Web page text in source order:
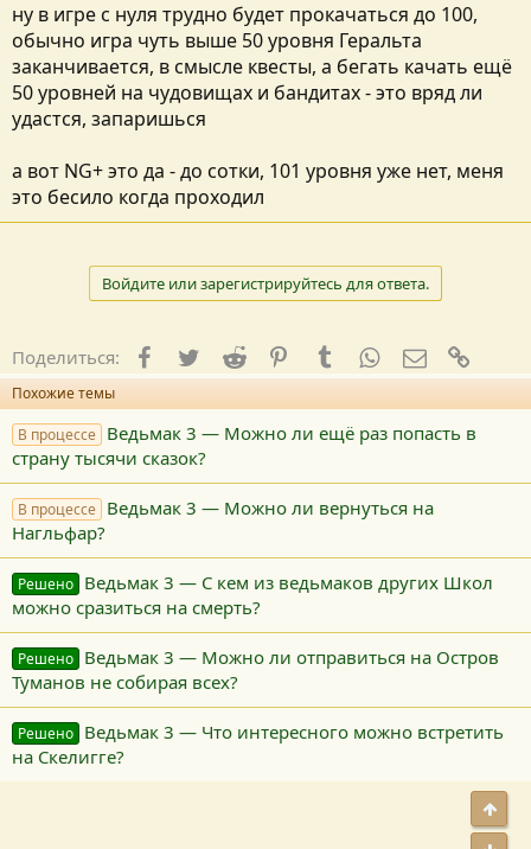
ну в игре с нуля трудно будет прокачаться до 100,
обычно игра чуть выше 50 уровня Геральта
заканчивается, в смысле квесты, а бегать качать ещё
50 уровней на чудовищах и бандитах - это вряд ли
удастся, запаришься
а вот NG+ это да - до сотки, 101 уровня уже нет, меня
это бесило когда проходил
Войдите или зарегистрируйтесь для ответа.
Поделиться: Facebook
TwitterReddit PinterestTumblrWhatsApp
E-mail
Похожие темы
В процессе Ведьмак 3 — Можно ли ещё раз попасть в
страну тысячи сказок?
В процессе Ведьмак 3 — Можно ли вернуться на
Нагльфар?
Решено Ведьмак 3 — С кем из ведьмаков других Школ
можно сразиться на смерть?
Решено Ведьмак 3 — Можно ли отправиться на Остров
Туманов не собирая всех?
Решено Ведьмак 3 — Что интересного можно встретить
на Скелигге?